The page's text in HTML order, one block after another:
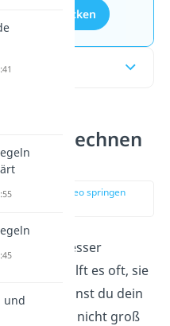
entdecken
berechnen
zur Stelle im Video springen
Funktion besser
können, hilft es oft, sie
Häufig kannst du dein
gar nicht groß
und